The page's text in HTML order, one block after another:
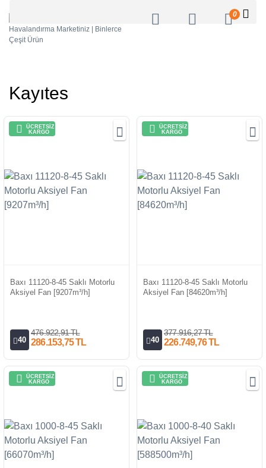
0
Kayıtes
ÜCRETSİZ
KARGO
Baxı 11120-8-45 Saklı Motorlu
Aksiyel Fan [9207m³/h]
40
476.922,91 TL
286.153,75 TL
ÜCRETSİZ
KARGO
Baxı 11120-8-45 Saklı Motorlu
Aksiyel Fan [84620m³/h]
40
377.916,27 TL
226.749,76 TL
ÜCRETSİZ
KARGO
ÜCRETSİZ
KARGO